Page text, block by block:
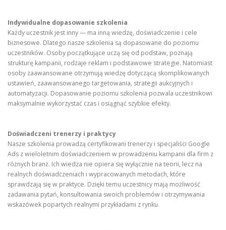
Indywidualne dopasowanie szkolenia
Każdy uczestnik jest inny — ma inną wiedzę, doświadczenie i cele
biznesowe. Dlatego nasze szkolenia są dopasowane do poziomu
uczestników. Osoby początkujące uczą się od podstaw, poznają
strukturę kampanii, rodzaje reklam i podstawowe strategie. Natomiast
osoby zaawansowane otrzymują wiedzę dotyczącą skomplikowanych
ustawień, zaawansowanego targetowania, strategii aukcyjnych i
automatyzacji. Dopasowanie poziomu szkolenia pozwala uczestnikowi
maksymalnie wykorzystać czas i osiągnąć szybkie efekty.
Doświadczeni trenerzy i praktycy
Nasze szkolenia prowadzą certyfikowani trenerzy i specjaliści Google
Ads z wieloletnim doświadczeniem w prowadzeniu kampanii dla firm z
różnych branż. Ich wiedza nie opiera się wyłącznie na teorii, lecz na
realnych doświadczeniach i wypracowanych metodach, które
sprawdzają się w praktyce. Dzięki temu uczestnicy mają możliwość
zadawania pytań, konsultowania swoich problemów i otrzymywania
wskazówek popartych realnymi przykładami z rynku.